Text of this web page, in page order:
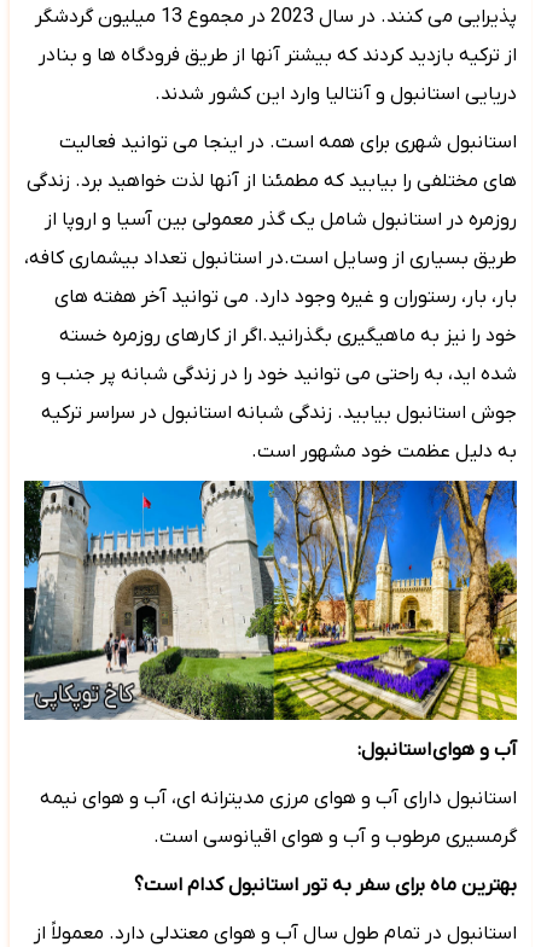
پذیرایی می کنند. در سال 2023 در مجموع
13میلیون گردشگر
از ترکیه بازدید کردند که بیشتر آنها از طریق فرودگاه ها و بنادر
دریایی استانبول و آنتالیا وارد این کشور شدند.
استانبول شهری برای همه است. در اینجا می توانید فعالیت
های مختلفی را بیابید که مطمئنا از آنها لذت خواهید برد. زندگی
روزمره در استانبول شامل یک گذر معمولی بین آسیا و اروپا از
طریق بسیاری از وسایل است.در استانبول تعداد بیشماری کافه،
بار، بار، رستوران و غیره وجود دارد. می توانید آخر هفته های
خود را نیز به ماهیگیری بگذرانید.اگر از کارهای روزمره خسته
شده اید، به راحتی می توانید خود را در زندگی شبانه پر جنب و
جوش استانبول بیابید. زندگی شبانه استانبول در سراسر ترکیه
به دلیل عظمت خود مشهور است.
آب و هوایاستانبول:
استانبول دارای آب و هوای مرزی مدیترانه ای، آب و هوای نیمه
گرمسیری مرطوب و آب و هوای اقیانوسی است.
بهترین ماه برای سفر به تور استانبول کدام است؟
استانبول در تمام طول سال آب و هوای معتدلی دارد. معمولاً از